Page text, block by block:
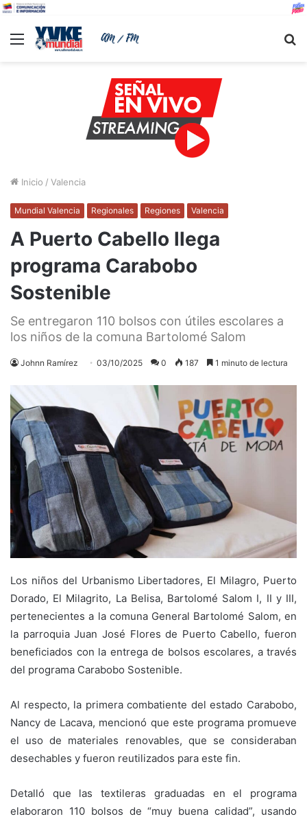
Menu
Inicio / Valencia
Mundial Valencia Regionales Regiones Valencia
A Puerto Cabello llega
programa Carabobo
Sostenible
Se entregaron 110 bolsos con útiles escolares a
los niños de la comuna Bartolomé Salom
Johnn Ramírez 03/10/2025 0 187 1 minuto de lectura
Los niños del Urbanismo Libertadores, El Milagro, Puerto
Dorado, El Milagrito, La Belisa, Bartolomé Salom I, II y III,
pertenecientes a la comuna General Bartolomé Salom, en
la parroquia Juan José Flores de Puerto Cabello, fueron
beneficiados con la entrega de bolsos escolares, a través
del programa Carabobo Sostenible.
Al respecto, la primera combatiente del estado Carabobo,
Nancy de Lacava, mencionó que este programa promueve
el uso de materiales renovables, que se consideraban
desechables y fueron reutilizados para este fin.
Detalló que las textileras graduadas en el programa
elaboraron 110 bolsos de “muy buena calidad”, usando